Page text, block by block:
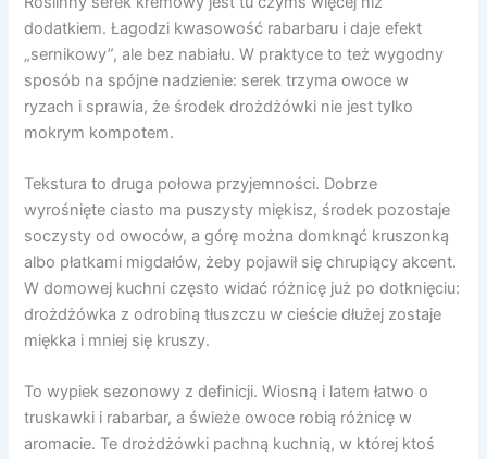
dodatkiem. Łagodzi kwasowość rabarbaru i daje efekt
„sernikowy”, ale bez nabiału. W praktyce to też wygodny
sposób na spójne nadzienie: serek trzyma owoce w
ryzach i sprawia, że środek drożdżówki nie jest tylko
mokrym kompotem.
Tekstura to druga połowa przyjemności. Dobrze
wyrośnięte ciasto ma puszysty miękisz, środek pozostaje
soczysty od owoców, a górę można domknąć kruszonką
albo płatkami migdałów, żeby pojawił się chrupiący akcent.
W domowej kuchni często widać różnicę już po dotknięciu:
drożdżówka z odrobiną tłuszczu w cieście dłużej zostaje
miękka i mniej się kruszy.
To wypiek sezonowy z definicji. Wiosną i latem łatwo o
truskawki i rabarbar, a świeże owoce robią różnicę w
aromacie. Te drożdżówki pachną kuchnią, w której ktoś